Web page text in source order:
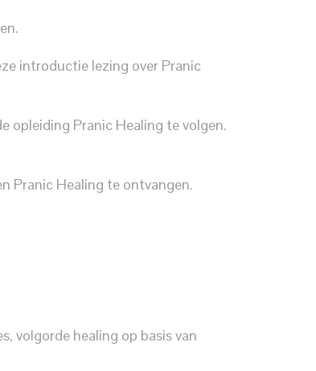
introductie lezing over Pranic
opleiding Pranic Healing te volgen.
Pranic Healing te ontvangen.
volgorde healing op basis van